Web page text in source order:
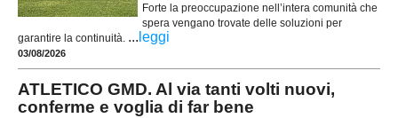
Forte la preoccupazione nell’intera comunità che
spera vengano trovate delle soluzioni per
garantire la continuità. ... leggi
03/08/2026
ATLETICO GMD. Al via tanti volti nuovi,
conferme e voglia di far bene